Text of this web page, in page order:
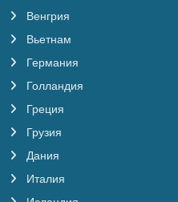
Венгрия
Вьетнам
Германия
Голландия
Греция
Грузия
Дания
Италия